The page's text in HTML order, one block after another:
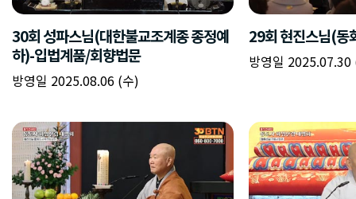
30회 성파스님(대한불교조계종 종정예
하)-입법계품/회향법문
방영일 2025.08.06 (수)
29회 현진스님(동
방영일 2025.07.30